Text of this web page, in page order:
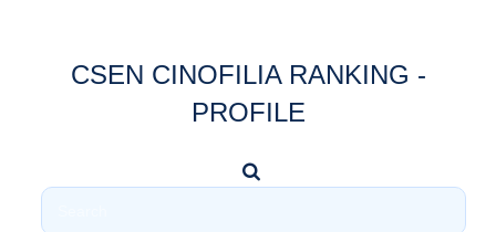
CSEN CINOFILIA RANKING -
PROFILE